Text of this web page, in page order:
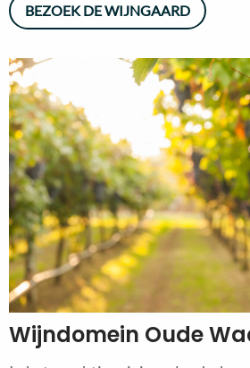
BEZOEK DE WIJNGAARD
Wijndomein Oude